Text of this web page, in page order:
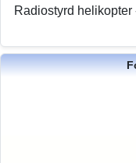
Radiostyrd helikopter